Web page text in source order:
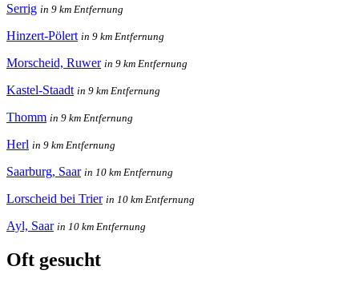
Serrig in 9 km Entfernung
Hinzert-Pölert in 9 km Entfernung
Morscheid, Ruwer in 9 km Entfernung
Kastel-Staadt in 9 km Entfernung
Thomm in 9 km Entfernung
Herl in 9 km Entfernung
Saarburg, Saar in 10 km Entfernung
Lorscheid bei Trier in 10 km Entfernung
Ayl, Saar in 10 km Entfernung
Oft gesucht